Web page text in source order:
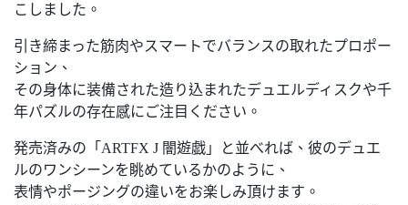
こしました。
引き締まった筋肉やスマートでバランスの取れたプロポー
ション、
その身体に装備された造り込まれたデュエルディスクや千
年パズルの存在感にご注目ください。
発売済みの「ARTFX J 闇遊戯」と並べれば、彼のデュエ
ルのワンシーンを眺めているかのように、
表情やポージングの違いをお楽しみ頂けます。